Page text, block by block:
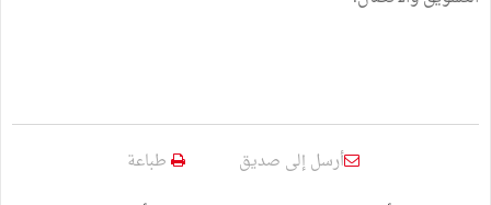
أرسل إلى صديق طباعة